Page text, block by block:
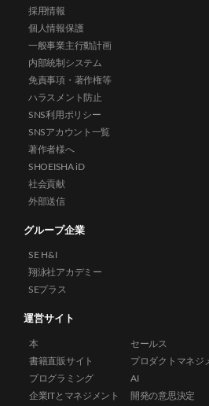
採用情報
個人情報保護
一般事業主行動計画
内部統制システム
免責事項・著作権等
ハラスメント防止
SNS利用ポリシー
SNSアカウント一覧
著作者様へ
SHOEISHA iD
社会貢献
外部送信
グループ企業
SE H&I
翔泳社アカデミー
SEプラス
運営サイト
本
書籍直販サイト
プログラミング
企業ITとマネジメント
セールス
プロダクトマネジ
AI
開発の意思決定